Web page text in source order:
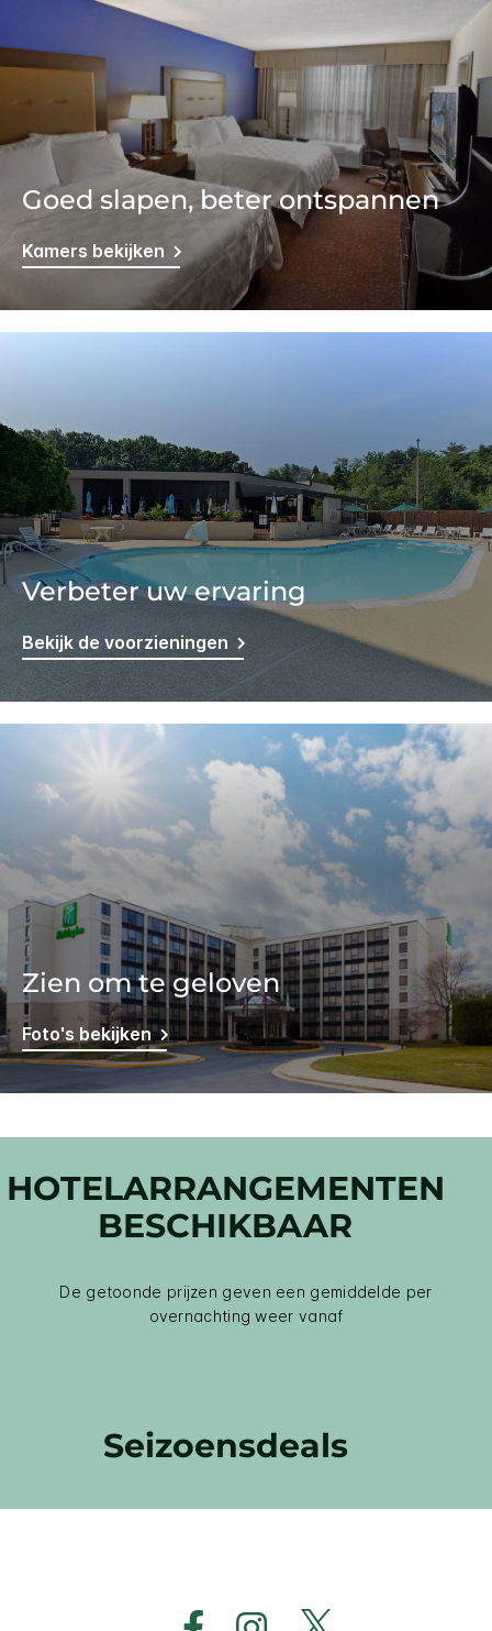
Goed slapen, beter ontspannen
Kamers bekijken
Verbeter uw ervaring
Bekijk de voorzieningen
Zien om te geloven
Foto's bekijken
HOTELARRANGEMENTEN
BESCHIKBAAR
De getoonde prijzen geven een gemiddelde per
overnachting weer vanaf
Seizoensdeals